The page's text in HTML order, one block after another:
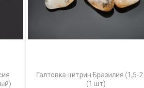
Галтовка цитрин Бразилия (1,5-
(1 шт)